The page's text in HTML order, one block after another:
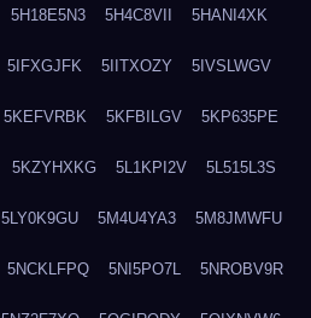
5H18E5N3 5H4C8VII 5HANI4XK
5IFXGJFK 5IITXOZY 5IVSLWGV
5KEFVRBK 5KFBILGV 5KP635PE
5KZYHXKG 5L1KPI2V 5L515L3S
5LY0K9GU 5M4U4YA3 5M8JMWFU
5NCKLFPQ 5NI5PO7L 5NROBV9R